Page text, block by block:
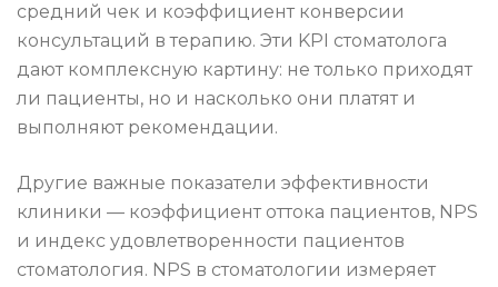
средний чек и коэффициент конверсии
консультаций в терапию. Эти KPI стоматолога
дают комплексную картину: не только приходят
ли пациенты, но и насколько они платят и
выполняют рекомендации.
Другие важные показатели эффективности
клиники — коэффициент оттока пациентов, NPS
и индекс удовлетворенности пациентов
стоматология. NPS в стоматологии измеряет